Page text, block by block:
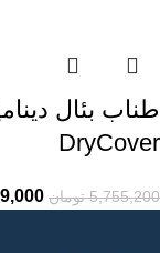
DryCover
5,755,200 تومان